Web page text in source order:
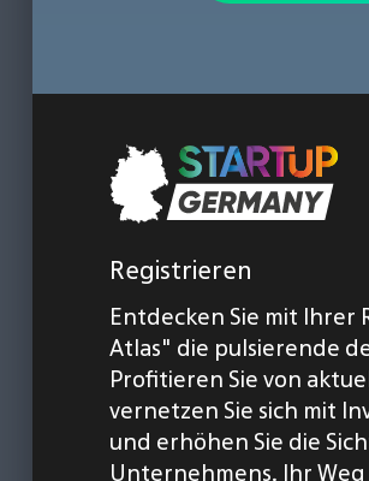
Registrieren
Entdecken Sie mit
Atlas" die pulsierende
Profitieren Sie von
vernetzen Sie sich mit
und erhöhen Sie die
Unternehmens. Ihr